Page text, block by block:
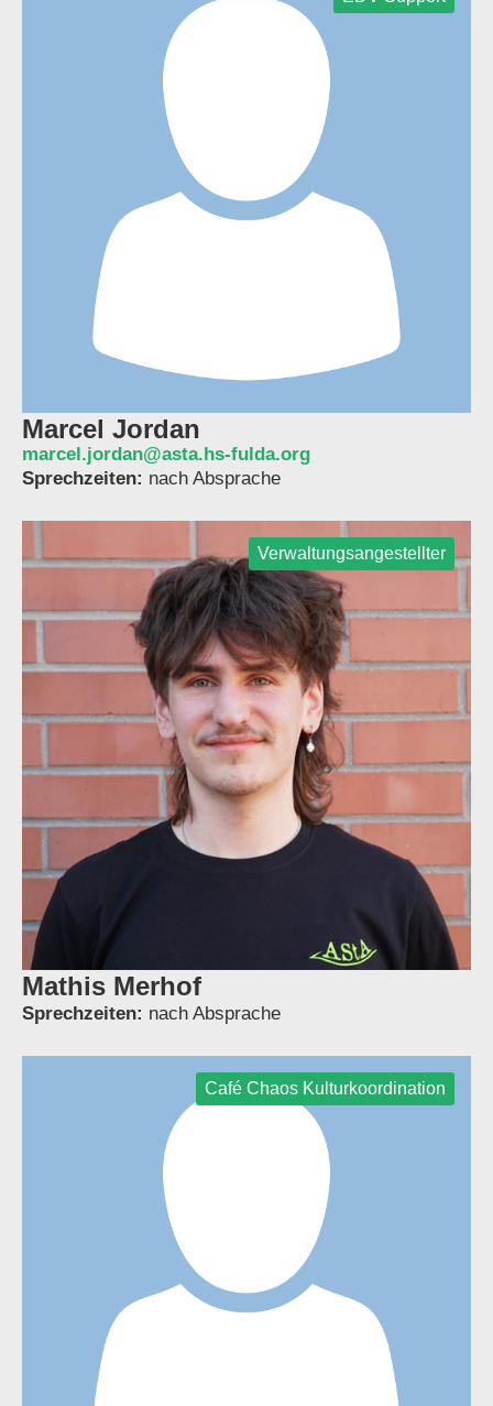
Marcel Jordan
marcel.jordan@asta.hs-fulda.org
Sprechzeiten: nach Absprache
Verwaltungsangestellter
Mathis Merhof
Sprechzeiten: nach Absprache
Café Chaos Kulturkoordination